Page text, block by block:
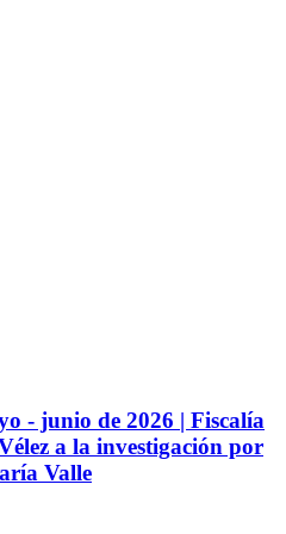
- junio de 2026 | Fiscalía
a la investigación por
Valle